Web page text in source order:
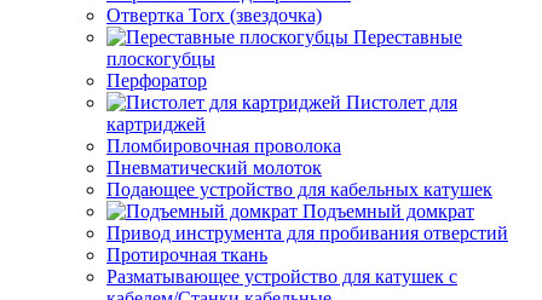
Отвертка Torx (звездочка)
Переставные
плоскогубцы
Перфоратор
Пистолет для
картриджей
Пломбировочная проволока
Пневматический молоток
Подающее устройство для кабельных катушек
Подъемный домкрат
Привод инструмента для пробивания отверстий
Протирочная ткань
Разматывающее устройство для катушек с